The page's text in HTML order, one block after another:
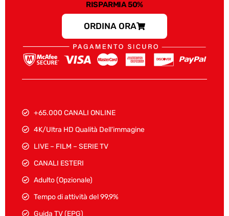
RISPARMIA 50%
ORDINA ORA
+65.000 CANALI ONLINE
4K/Ultra HD Qualità Dell'immagine
LIVE – FILM – SERIE TV
CANALI ESTERI
Adulto (Opzionale)
Tempo di attività del 99,9%
Guida TV (EPG)